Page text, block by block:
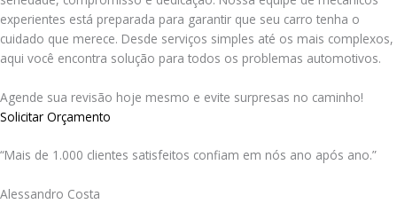
experientes está preparada para garantir que seu carro tenha o
cuidado que merece. Desde serviços simples até os mais complexos,
aqui você encontra solução para todos os problemas automotivos.
Agende sua revisão hoje mesmo e evite surpresas no caminho!
Solicitar Orçamento
“Mais de 1.000 clientes satisfeitos confiam em nós ano após ano.”
Alessandro Costa